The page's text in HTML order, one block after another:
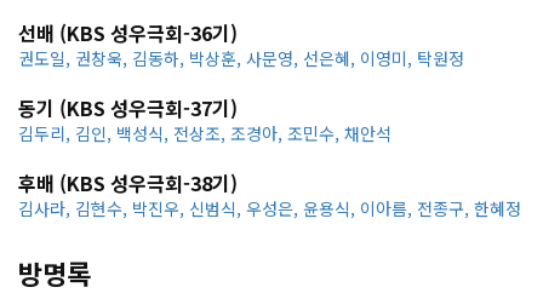
선배 (KBS 성우극회-36기)
권도일, 권창욱, 김동하, 박상훈, 사문영, 선은혜, 이영미, 탁원정
동기 (KBS 성우극회-37기)
김두리, 김인, 백성식, 전상조, 조경아, 조민수, 채안석
후배 (KBS 성우극회-38기)
김사라, 김현수, 박진우, 신범식, 우성은, 윤용식, 이아름, 전종구, 한혜정
방명록